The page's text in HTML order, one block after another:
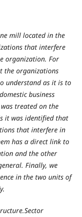
mill located in the
that interfere
organization. For
the organizations
understand as it is to
business
treated on the
it was identified that
that interfere in
has a direct link to
and the other
Finally, we
in the two units of